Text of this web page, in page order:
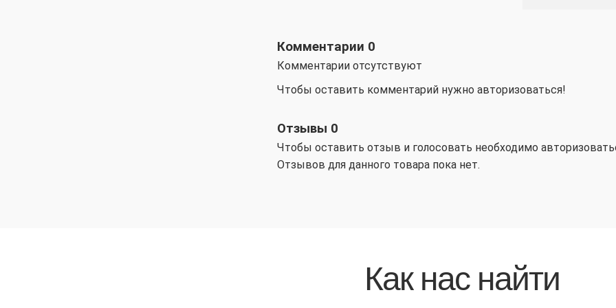
Комментарии 0
Комментарии отсутствуют
Чтобы оставить комментарий нужно авторизоваться!
Отзывы 0
Чтобы оcтавить отзыв и голосовать необходимо
Отзывов для данного товара пока нет.
Как нас найти